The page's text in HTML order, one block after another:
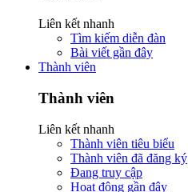
Liên kết nhanh
Tìm kiếm diễn đàn
Bài viết gần đây
Thành viên
Thành viên
Liên kết nhanh
Thành viên tiêu biểu
Thành viên đã đăng ký
Đang truy cập
Hoạt động gần đây